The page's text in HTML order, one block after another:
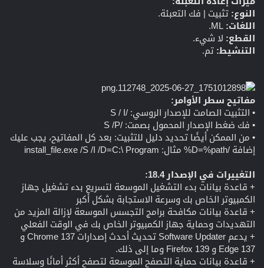
النوع: تثبيت | فك التعبئة.
اللغات:
القطع: لا شيء.
التنشيط: تم.
مفاتيح سطر الأوامر:
• التثبيت الصامت للإصدار الروسي: /S / I
• فك ضغط الإصدار المحمول بصمت: /S /P
• من الممكن أيضًا تحديد دليل للتثبيت: بعد كل المفاتيح، يجب عليك
إضافة /D=%path% مثال: install_file.exe /S /I /D=C:\ Program
التغييرات في الإصدار 18.4:
+ قاعدة بيانات بدء التشغيل الموسعة لتسريع بدء تشغيل جهاز
الكمبيوتر الخاص بك وسرعة الاستجابة بشكل أكبر
+ قاعدة بيانات مكافحة برامج التجسس الموسعة لإزالة المزيد من
التهديدات وحماية جهاز الكمبيوتر الخاص بك في الوقت الفعلي
+ يدعم Software Updater تحديث أحدث إصدارات Chrome 137 و
Edge 137 و Firefox 139 وما إلى ذلك.
+ قاعدة بيانات حماية التصفح الموسعة لتصفح أكثر أمانًا وسلاسة